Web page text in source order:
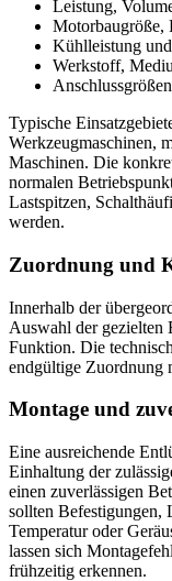
Leistung,
Motorbaugröße,
Kühlleistung
Werkstoff,
Typische
Werkzeugmaschinen,
Maschinen. Die
normalen
Lastspitzen,
werden.
Zuordnung und
Innerhalb der
Auswahl der gezielten
Funktion. Die
endgültige Zuordnung
Montage und
Eine ausreichende
Einhaltung der
einen zuverlässigen
sollten Befestigungen,
Temperatur oder
lassen sich
frühzeitig erkennen.